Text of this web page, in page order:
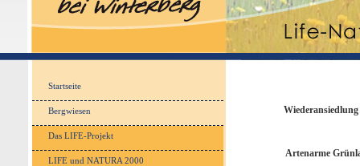
Startseite
Bergwiesen
Das LIFE-Projekt
LIFE und NATURA 2000
Artenarme